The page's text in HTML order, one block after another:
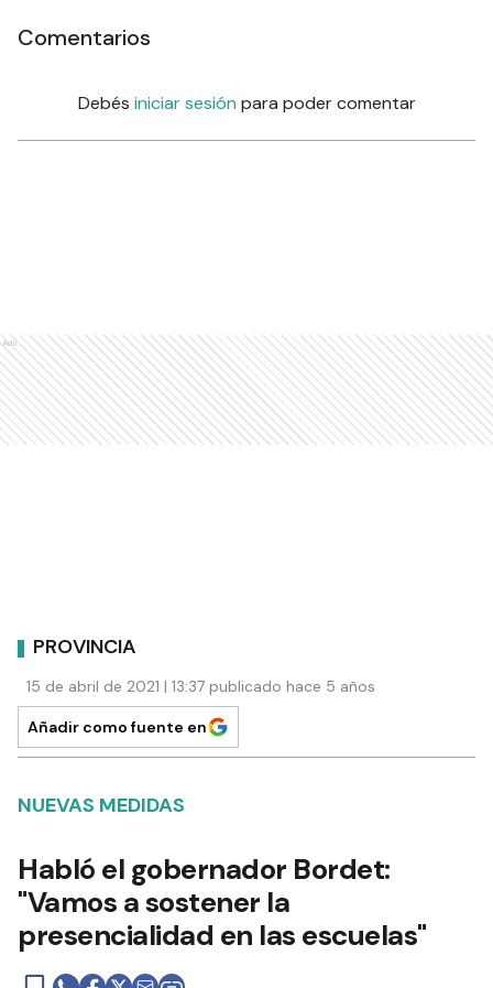
Comentarios
Debés iniciar sesión para poder comentar
Ads
PROVINCIA
15 de abril de 2021 | 13:37 publicado hace 5 años
Añadir como fuente en
NUEVAS MEDIDAS
Habló el gobernador Bordet:
"Vamos a sostener la
presencialidad en las escuelas"